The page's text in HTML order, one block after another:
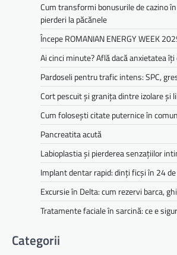
Cum transformi bonusurile de cazino
pierderi la păcănele
Începe ROMANIAN ENERGY WEEK
Ai cinci minute? Află dacă anxietatea
Pardoseli pentru trafic intens: SPC,
Cort pescuit și granița dintre izolare și
Cum folosești citate puternice în
Pancreatita acută
Labioplastia și pierderea senzațiilor
Implant dentar rapid: dinți ficși în 24
Excursie în Delta: cum rezervi barca,
Tratamente faciale în sarcină: ce e
Categorii